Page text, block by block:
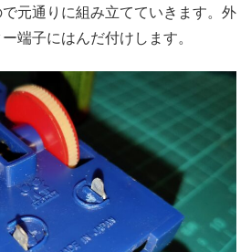
元通りに組み立てていきます。外
端子にはんだ付けします。